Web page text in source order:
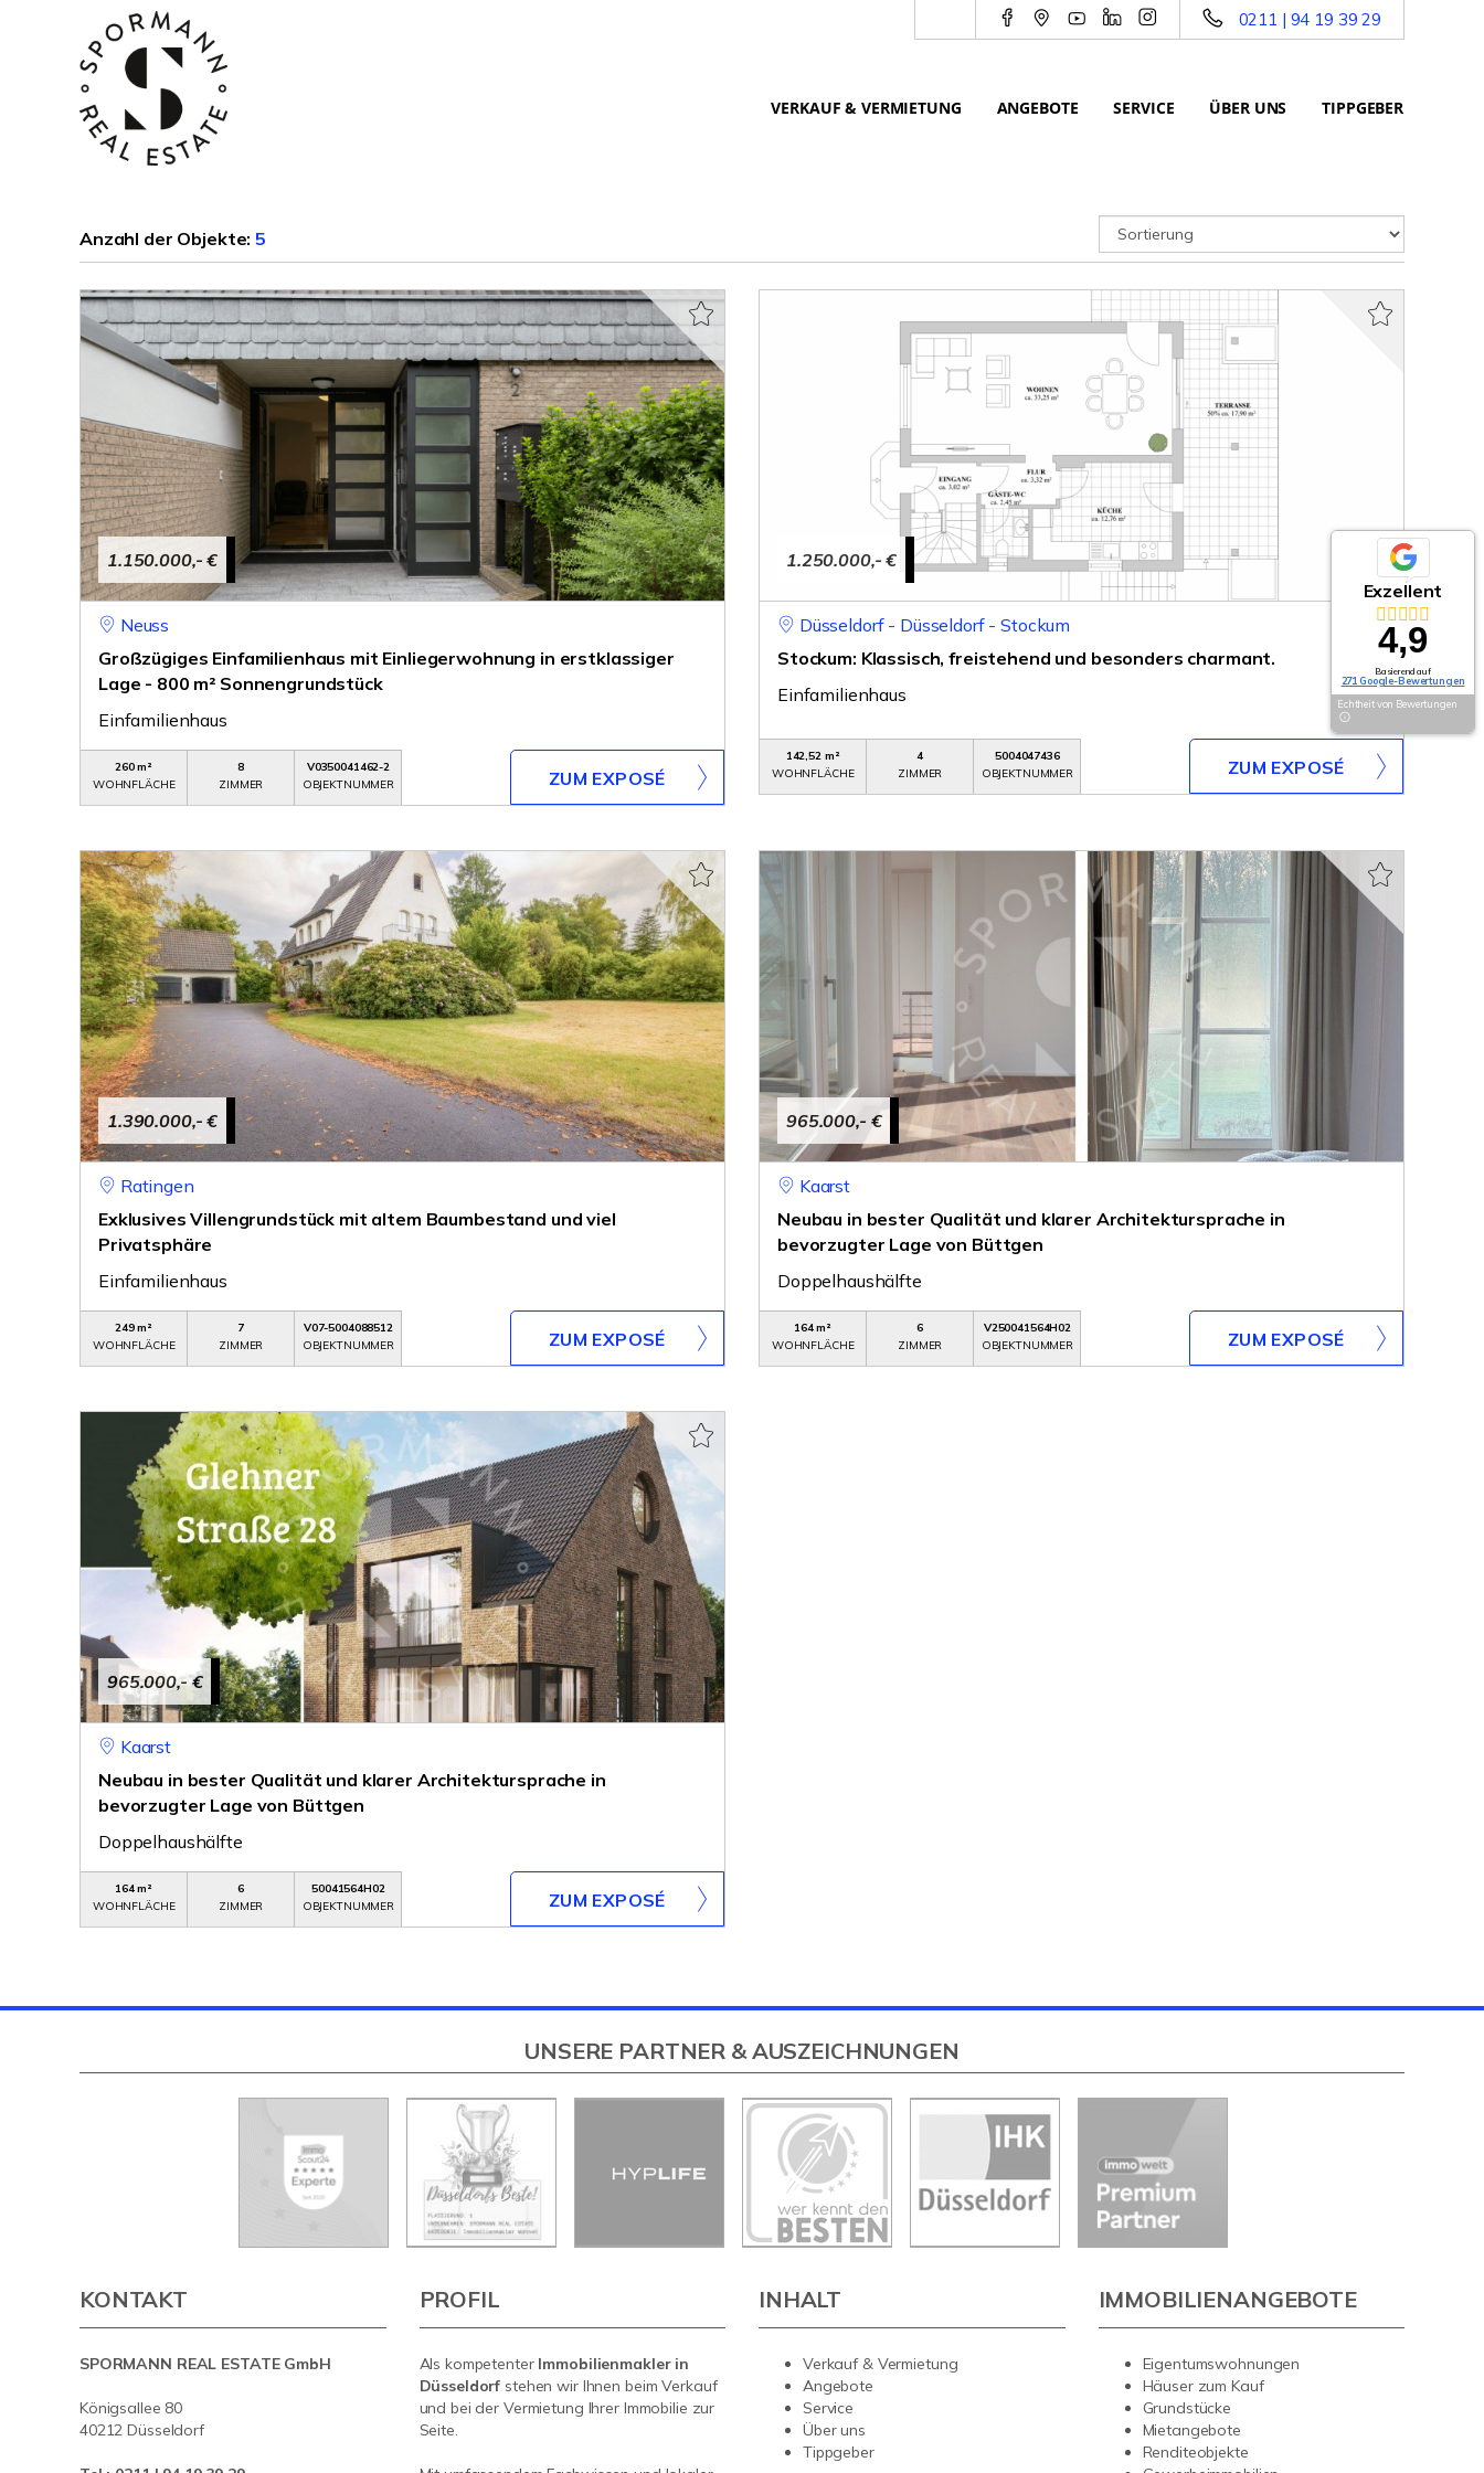
0211 | 94 19 39 29
VERKAUF & VERMIETUNG ANGEBOTE SERVICE ÜBER UNS TIPPGEBER
Anzahl der Objekte:5
1.150.000,- €
Neuss
Großzügiges Einfamilienhaus mit Einliegerwohnung in erstklassiger
Lage - 800 m² Sonnengrundstück
Einfamilienhaus
260 m²
WOHNFLÄCHE
8
ZIMMER
V0350041462-2
OBJEKTNUMMER
ZUM EXPOSÉ
1.250.000,- €
Düsseldorf - Düsseldorf - Stockum
Stockum: Klassisch, freistehend und besonders charmant.
Einfamilienhaus
142,52 m²
WOHNFLÄCHE
4
ZIMMER
5004047436
OBJEKTNUMMER
ZUM EXPOSÉ
1.390.000,- €
Ratingen
Exklusives Villengrundstück mit altem Baumbestand und viel
Privatsphäre
Einfamilienhaus
249 m²
WOHNFLÄCHE
7
ZIMMER
V07-5004088512
OBJEKTNUMMER
ZUM EXPOSÉ
965.000,- €
Kaarst
Neubau in bester Qualität und klarer Architektursprache in
bevorzugter Lage von Büttgen
Doppelhaushälfte
164 m²
WOHNFLÄCHE
6
ZIMMER
V250041564H02
OBJEKTNUMMER
ZUM EXPOSÉ
965.000,- €
Kaarst
Neubau in bester Qualität und klarer Architektursprache in
bevorzugter Lage von Büttgen
Doppelhaushälfte
164 m²
WOHNFLÄCHE
6
ZIMMER
50041564H02
OBJEKTNUMMER
ZUM EXPOSÉ
Exzellent
4,9
Basierend auf
271 Google-Bewertungen
Echtheit von Bewertungen
UNSERE PARTNER & AUSZEICHNUNGEN
KONTAKT
SPORMANN REAL ESTATE GmbH
Königsallee 80
40212 Düsseldorf
PROFIL
Als kompetenter Immobilienmakler in
Düsseldorf stehen wir Ihnen beim Verkauf
und bei der Vermietung Ihrer Immobilie zur
Seite.
INHALT
Verkauf & Vermietung
Angebote
Service
Über uns
Tippgeber
IMMOBILIENANGEBOTE
Eigentumswohnungen
Häuser zum Kauf
Grundstücke
Mietangebote
Renditeobjekte